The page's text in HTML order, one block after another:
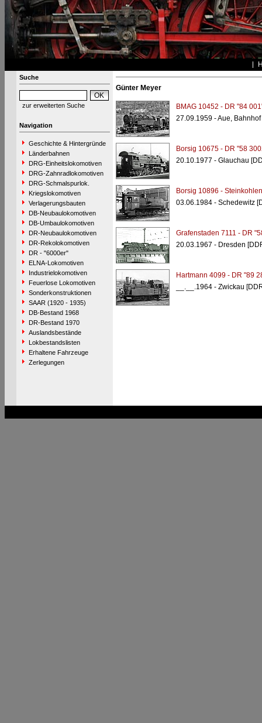
Suche
zur erweiterten Suche
Navigation
Geschichte & Hintergründe
Länderbahnen
DRG-Einheitslokomotiven
DRG-Zahnradlokomotiven
DRG-Schmalspurlok.
Kriegslokomotiven
Verlagerungsbauten
DB-Neubaulokomotiven
DB-Umbaulokomotiven
DR-Neubaulokomotiven
DR-Rekolokomotiven
DR - "6000er"
ELNA-Lokomotiven
Industrielokomotiven
Feuerlose Lokomotiven
Sonderkonstruktionen
SAAR (1920 - 1935)
DB-Bestand 1968
DR-Bestand 1970
Auslandsbestände
Lokbestandslisten
Erhaltene Fahrzeuge
Zerlegungen
Günter Meyer
BMAG 10452 - DR "84
27.09.1959 - Aue, Bahnhof
Borsig 10675 - DR "58
20.10.1977 - Glauchau
Borsig 10896 -
03.06.1984 - Schedewitz
Grafenstaden 7111 - DR
20.03.1967 - Dresden
Hartmann 4099 - DR "89
__.__.1964 - Zwickau